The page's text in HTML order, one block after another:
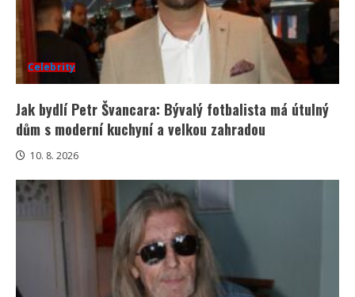
Celebrity
Jak bydlí Petr Švancara: Bývalý fotbalista má útulný
dům s moderní kuchyní a velkou zahradou
10. 8. 2026